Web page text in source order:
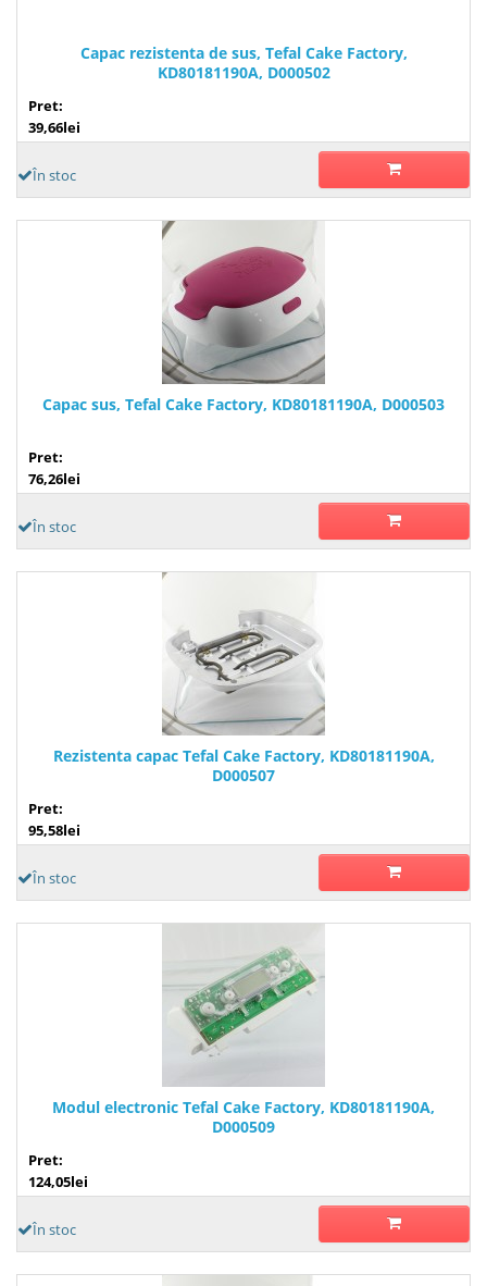
Capac rezistenta de sus, Tefal Cake Factory,
KD80181190A, D000502
Pret:
39,66lei
În stoc
Capac sus, Tefal Cake Factory, KD80181190A, D000503
Pret:
76,26lei
În stoc
Rezistenta capac Tefal Cake Factory, KD80181190A,
D000507
Pret:
95,58lei
În stoc
Modul electronic Tefal Cake Factory, KD80181190A,
D000509
Pret:
124,05lei
În stoc